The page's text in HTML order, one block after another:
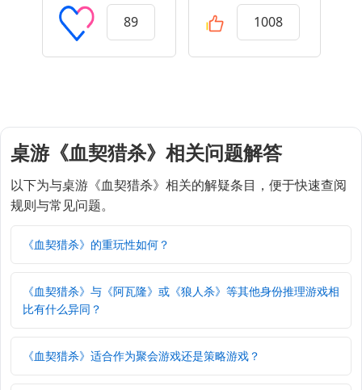
89 1008
桌游《血契猎杀》相关问题解答
以下为与桌游《血契猎杀》相关的解疑条目，便于快速查阅
规则与常见问题。
《血契猎杀》的重玩性如何？
《血契猎杀》与《阿瓦隆》或《狼人杀》等其他身份推理游戏相
比有什么异同？
《血契猎杀》适合作为聚会游戏还是策略游戏？